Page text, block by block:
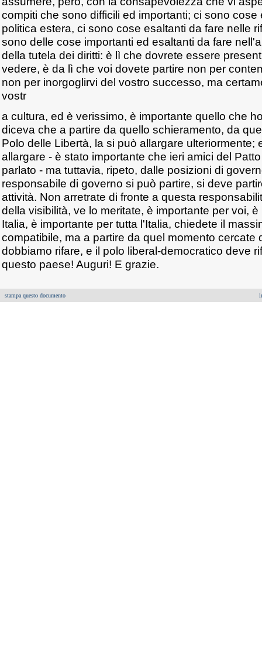
compiti che sono difficili ed importanti; ci sono cose
politica estera, ci sono cose esaltanti da fare nelle
sono delle cose importanti ed esaltanti da fare
della tutela dei diritti: è lì che dovrete essere
vedere, è da lì che voi dovete partire non per
non per inorgoglirvi del vostro successo, ma
vostr
a cultura, ed è verissimo, è importante quello che
diceva che a partire da quello schieramento, da
Polo delle Libertà, la si può allargare ulteriormente;
allargare - è stato importante che ieri amici del
parlato - ma tuttavia, ripeto, dalle posizioni di
responsabile di governo si può partire, si deve
attività. Non arretrate di fronte a questa
della visibilità, ve lo meritate, è importante per voi,
Italia, è importante per tutta l'Italia, chiedete il
compatibile, ma a partire da quel momento cercate
dobbiamo rifare, e il polo liberal-democratico deve
questo paese! Auguri! E grazie.
stampa questo documento